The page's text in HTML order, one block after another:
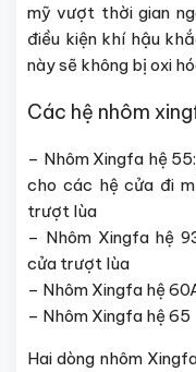
mỹ vượt thời gian
điều kiện khí hậu
này sẽ không bị oxi
Các hệ nhôm
– Nhôm Xingfa hệ
cho các hệ cửa đi
trượt lùa
– Nhôm Xingfa hệ
cửa trượt lùa
– Nhôm Xingfa hệ
– Nhôm Xingfa hệ 65
Hai dòng nhôm